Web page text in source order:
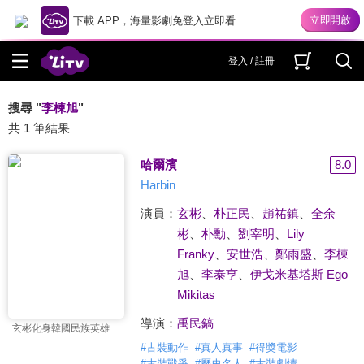
下載 APP，海量影劇免登入立即看
登入 / 註冊
搜尋 "李棟旭"
共 1 筆結果
玄彬化身韓國民族英雄
哈爾濱
8.0
Harbin
演員： 玄彬、 朴正民 趙祐鎮、 全余
彬、 朴勳 劉宰明
Lily
Franky、 安世浩、 鄭雨盛
李棟
旭、 李泰亨、 伊戈米基塔斯 Ego
Mikitas
導演： 禹民鎬
#古裝動作 #真人真事 #得獎電影